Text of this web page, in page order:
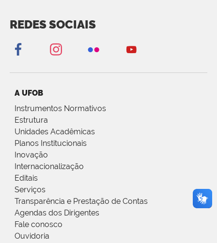
REDES SOCIAIS
A UFOB
Instrumentos Normativos
Estrutura
Unidades Acadêmicas
Planos Institucionais
Inovação
Internacionalização
Editais
Serviços
Transparência e Prestação de Contas
Agendas dos Dirigentes
Fale conosco
Ouvidoria